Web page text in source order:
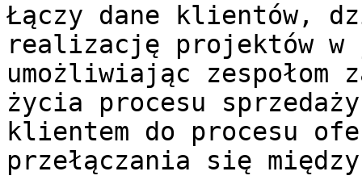
Łączy dane klientów,
realizację projektów w
umożliwiając zespołom
życia procesu
klientem do procesu
przełączania się